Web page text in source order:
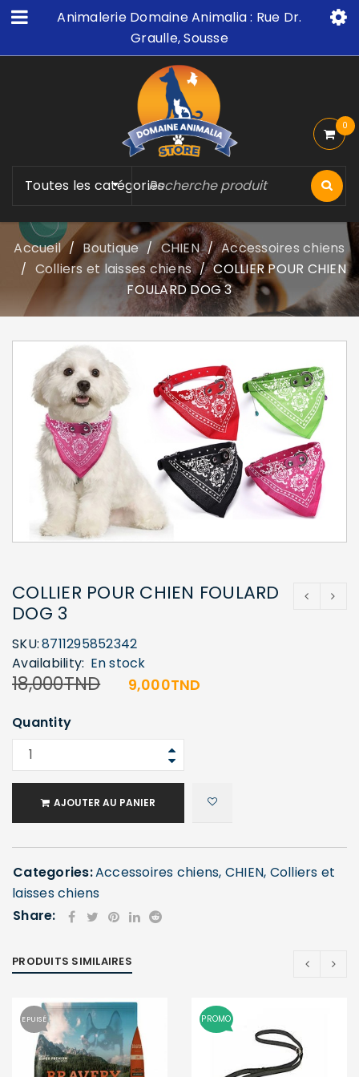
CONNECTER
Animalerie Domaine Animalia : Rue Dr.
Graulle, Sousse
Toutes les catégories
0
Accueil / Boutique / CHIEN / Accessoires chiens
/ Colliers et laisses chiens / COLLIER POUR CHIEN
FOULARD DOG 3
COLLIER POUR CHIEN FOULARD
DOG 3
SKU:8711295852342
Availability: En stock
18,000TND 9,000TND
Quantity
AJOUTER AU PANIER
Categories:Accessoires chiens, CHIEN, Colliers et
laisses chiens
Share:
PRODUITS SIMILAIRES
EPUISÉ PROMO